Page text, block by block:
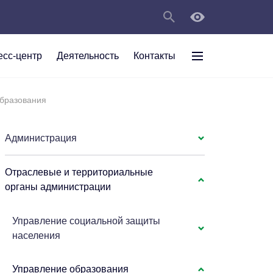
центр Деятельность Контакты
Анжеро-
Администрация
Отраслевые и территориальные
органы администрации
Управление социальной защиты
населения
Управление образования